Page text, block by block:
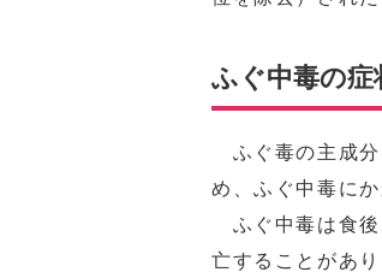
ふぐ中毒の症
ふぐ毒の主成分
め、ふぐ中毒に
ふぐ中毒は食後
亡することがあ